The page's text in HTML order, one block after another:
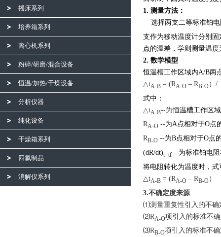
摇床系列
培养箱系列
离心机系列
粉碎/研磨/混合设备
恒温/加热/干燥设备
分析仪器
纯化设备
干燥箱系列
四氟制品
消解仪系列
1. 测量方法：
选择两支二等标准铂电
支作为移动温度计分别
点的温差，学则测量温度
2. 数学模型
恒温槽工作区域内A/B两
△tA-B = (RA-O – RB-O）/
式中：
△tA-B--为恒温槽工作区
RA-O --为A点相对于O点
RB-O --为B点相对于O点
(dR/dt)t=tf --为标准铂电
将电阻转化为温度时，式
△tA-B = (RA-O – RB-O）
3.不确定度来源
⑴测量重复性引入的不确
⑵RA-O项引入的标准不
⑶RB-O项引入的标准不